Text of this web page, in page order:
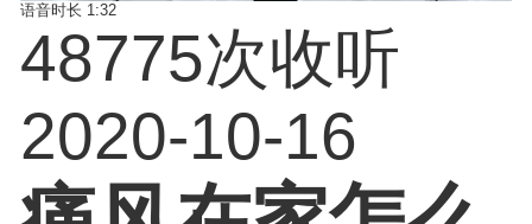
语音时长 1:32
48775次收听
2020-10-16